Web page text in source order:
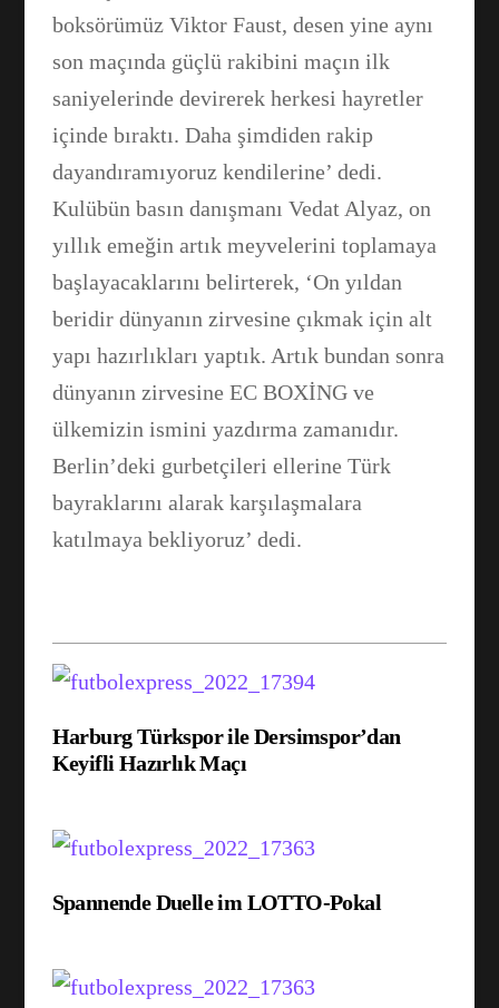
boksörümüz Viktor Faust, desen yine aynı
son maçında güçlü rakibini maçın ilk
saniyelerinde devirerek herkesi hayretler
içinde bıraktı. Daha şimdiden rakip
dayandıramıyoruz kendilerine’ dedi.
Kulübün basın danışmanı Vedat Alyaz, on
yıllık emeğin artık meyvelerini toplamaya
başlayacaklarını belirterek, ‘On yıldan
beridir dünyanın zirvesine çıkmak için alt
yapı hazırlıkları yaptık. Artık bundan sonra
dünyanın zirvesine EC BOXİNG ve
ülkemizin ismini yazdırma zamanıdır.
Berlin’deki gurbetçileri ellerine Türk
bayraklarını alarak karşılaşmalara
katılmaya bekliyoruz’ dedi.
Harburg Türkspor ile Dersimspor’dan
Keyifli Hazırlık Maçı
Spannende Duelle im LOTTO-Pokal